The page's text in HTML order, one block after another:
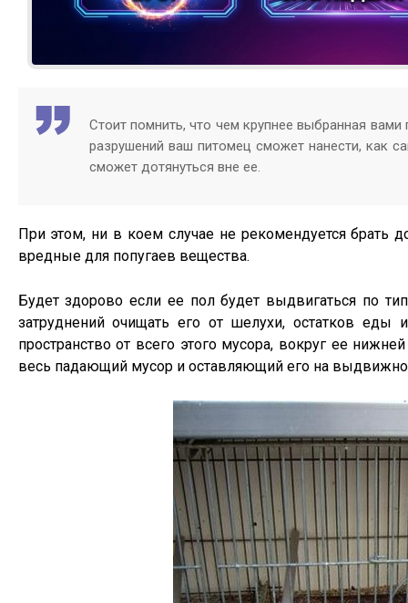
Стоит помнить, что чем крупнее выбранная
разрушений ваш питомец сможет нанести, как
сможет дотянуться вне ее.
При этом, ни в коем случае не рекомендуется
вредные для попугаев вещества.
Будет здорово если ее пол будет выдвигаться по
затруднений очищать его от шелухи, остатков еды
пространство от всего этого мусора, вокруг ее
весь падающий мусор и оставляющий его на